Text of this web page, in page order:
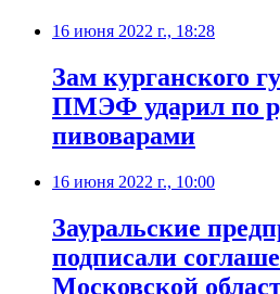
16 июня 2022 г., 18:28
Зам курганского
ПМЭФ ударил по
пивоварами
16 июня 2022 г., 10:00
Зауральские
подписали
Московской